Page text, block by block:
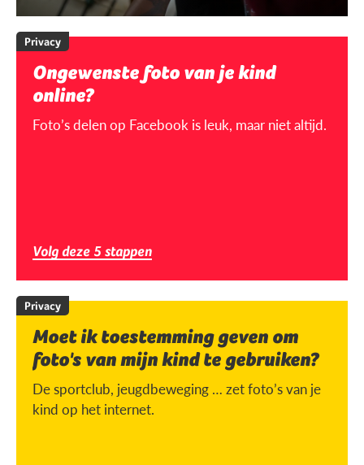
Privacy
Ongewenste foto van je kind
online?
Foto’s delen op Facebook is leuk, maar niet altijd.
Volg deze 5 stappen
Privacy
Moet ik toestemming geven om
foto's van mijn kind te gebruiken?
De sportclub, jeugdbeweging … zet foto’s van je
kind op het internet.